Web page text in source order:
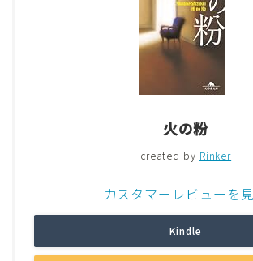
火の粉
created by Rinker
カスタマーレビューを
Kindle